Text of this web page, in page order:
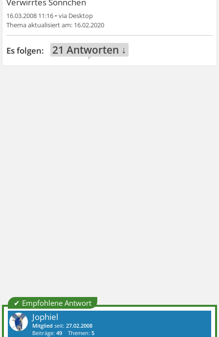
16.03.2008 11:16 •
16.02.2020
21 Antworten ↓
✔ Empfohlene Antwort
Jophiel
Mitglied seit:27.02.2008
Beiträge:49 Themen:5